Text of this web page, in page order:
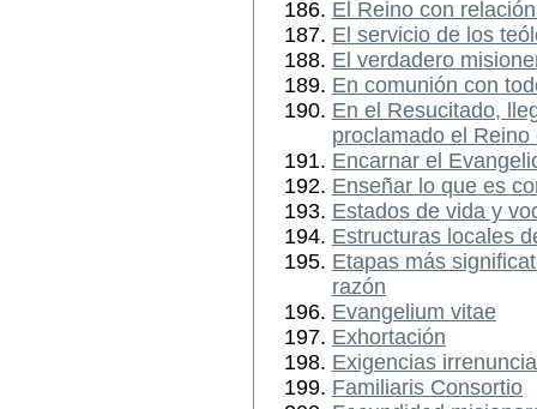
El Reino con
El servicio de los
El verdadero
En comunión con
En el Resucitado,
proclamado el Reino
Encarnar el
Enseñar lo que es
Estados de vida y
Estructuras locales
Etapas más
razón
Evangelium vitae
Exhortación
Exigencias
Familiaris Consortio